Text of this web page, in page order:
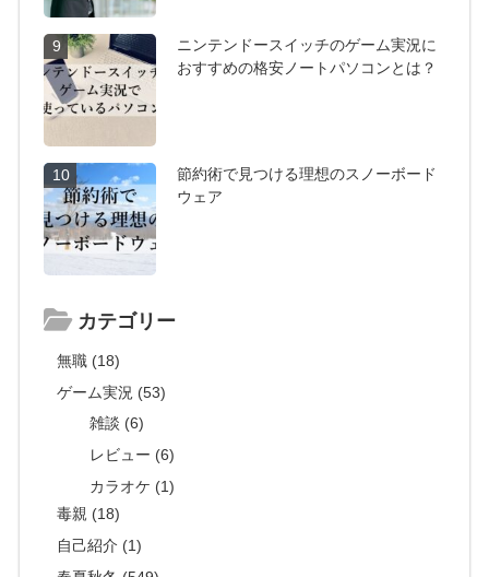
9
ニンテンドースイッチのゲーム実況に
おすすめの格安ノートパソコンとは？
10
節約術で見つける理想のスノーボード
ウェア
カテゴリー
無職 (18)
ゲーム実況 (53)
雑談 (6)
レビュー (6)
カラオケ (1)
毒親 (18)
自己紹介 (1)